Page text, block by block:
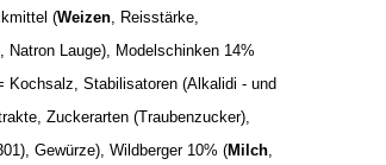
(Weizen, Reisstärke,
Lauge), Modelschinken 14%
Kochsalz, Stabilisatoren (Alkalidi - und
Zuckerarten (Traubenzucker),
Gewürze), Wildberger 10% (Milch,